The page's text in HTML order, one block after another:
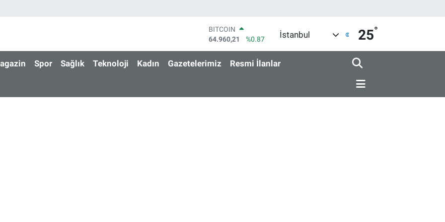
BITCOIN
64.960,21
%0.87
47,7436
%0.18
EURO
64,4811
%0.38
İstanbul 25°
Spor Sağlık Teknoloji Kadın Gazetelerimiz Resmi İlanlar